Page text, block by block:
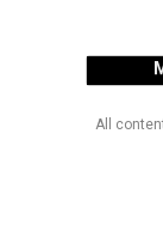
All